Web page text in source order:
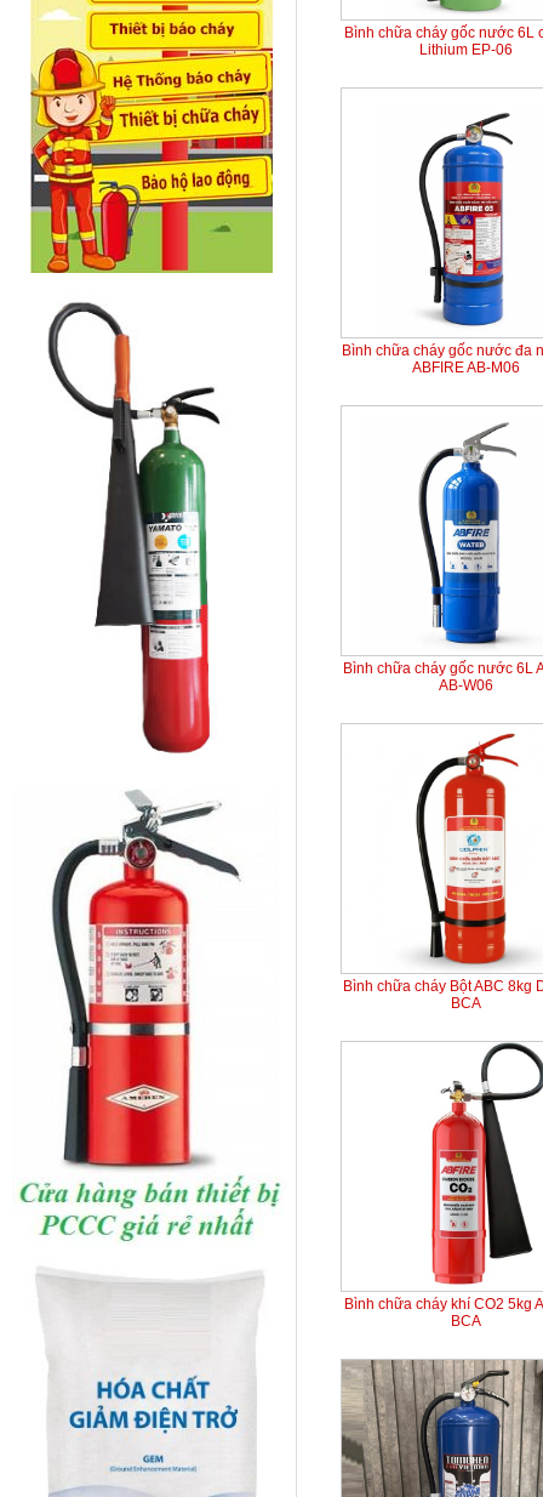
Bình chữa cháy gốc nước 6L
Lithium EP-06
Bình chữa cháy gốc nước đa
ABFIRE AB-M06
Bình chữa cháy gốc nước 6L
AB-W06
Bình chữa cháy Bột ABC 8kg
BCA
Bình chữa cháy khí CO2 5kg
BCA